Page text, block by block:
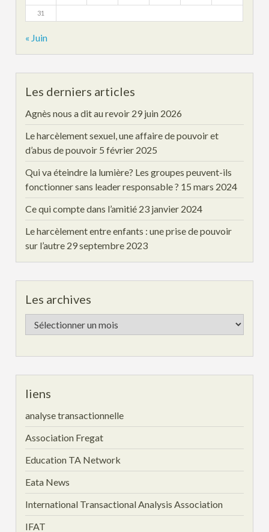
31
« Juin
Les derniers articles
Agnès nous a dit au revoir 29 juin 2026
Le harcèlement sexuel, une affaire de pouvoir et
d’abus de pouvoir 5 février 2025
Qui va éteindre la lumière? Les groupes peuvent-ils
fonctionner sans leader responsable ? 15 mars 2024
Ce qui compte dans l’amitié 23 janvier 2024
Le harcèlement entre enfants : une prise de pouvoir
sur l’autre 29 septembre 2023
Les archives
Les
archives
liens
analyse transactionnelle
Association Fregat
Education TA Network
Eata News
International Transactional Analysis Association
IFAT